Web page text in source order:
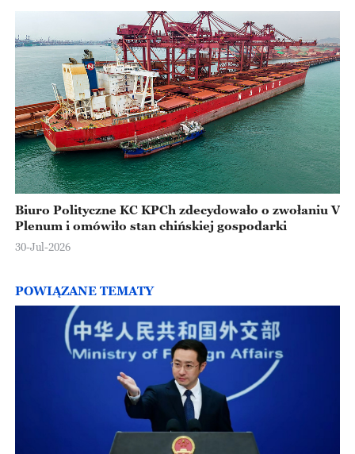
Biuro Polityczne KC KPCh zdecydowało o zwołaniu V
Plenum i omówiło stan chińskiej gospodarki
30-Jul-2026
POWIĄZANE TEMATY